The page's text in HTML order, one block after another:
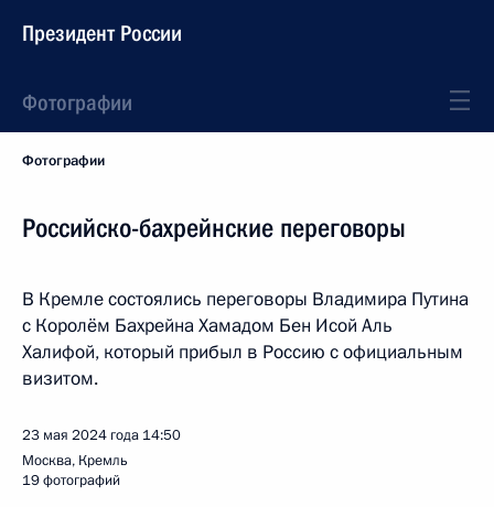
Президент России
Фотографии
Фотографии
Российско-бахрейнские переговоры
В Кремле состоялись переговоры Владимира Путина
с Королём Бахрейна Хамадом Бен Исой Аль
Халифой, который прибыл в Россию с официальным
визитом.
23 мая 2024 года 14:50
Москва, Кремль
19 фотографий